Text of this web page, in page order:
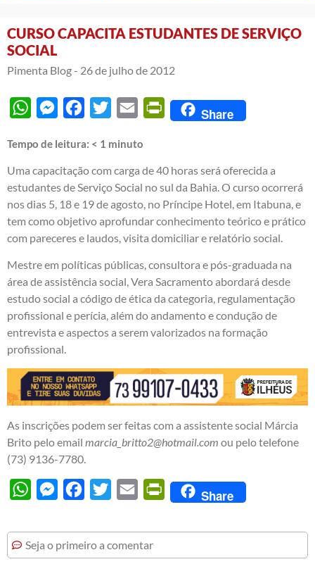
CURSO CAPACITA ESTUDANTES DE SERVIÇO
SOCIAL
Pimenta Blog - 26 de julho de 2012
WhatsAppMessengerFacebook
Twitter Email PrintFriendly
Share
Tempo de leitura: < 1 minuto
Uma capacitação com carga de 40 horas será oferecida a
estudantes de Serviço Social no sul da Bahia. O curso ocorrerá
nos dias 5, 18 e 19 de agosto, no Príncipe Hotel, em Itabuna, e
tem como objetivo aprofundar conhecimento teórico e prático
com pareceres e laudos, visita domiciliar e relatório social.
Mestre em políticas públicas, consultora e pós-graduada na
área de assistência social, Vera Sacramento abordará desde
estudo social a código de ética da categoria, regulamentação
profissional e perícia, além do andamento e condução de
entrevista e aspectos a serem valorizados na formação
profissional.
As inscrições podem ser feitas com a assistente social Márcia
Brito pelo email marcia_britto2@hotmail.com ou pelo telefone
(73) 9136-7780.
WhatsAppMessengerFacebook
Twitter Email PrintFriendly
Share
Seja o primeiro a comentar